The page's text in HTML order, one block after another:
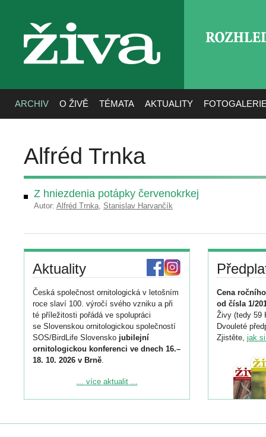
živa
ARCHIV O ŽIVĚ TÉMATA AKTUALITY
Alfréd Trnka
Z hniezdenia potápky červenokrkej
Autor: Alfréd Trnka, Stanislav Harvančík
Aktuality
Česká společnost ornitologická v letošním
roce slaví 100. výročí svého vzniku a při
té příležitosti pořádá ve spolupráci
se Slovenskou ornitologickou společností
SOS/BirdLife Slovensko jubilejní
ornitologickou konferenci ve dnech 16.–
18. 10. 2026 v Brně.
Podrobnější informace ke konferenci
Registrovat se můžete do 6. září.
... více aktualit ...
Cena
od čísla 1/
Živy (tedy 59
Dvouleté
Zjistěte, jak